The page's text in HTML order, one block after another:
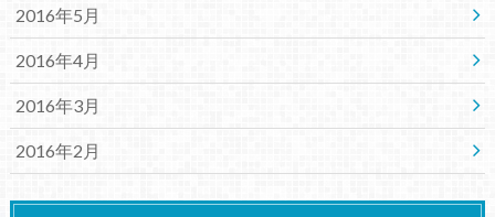
2016年5月
2016年4月
2016年3月
2016年2月